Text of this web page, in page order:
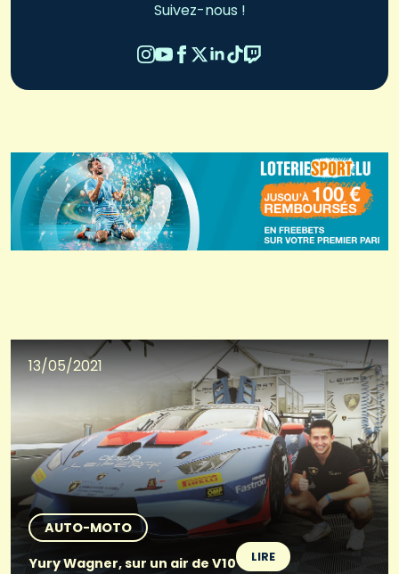
Suivez-nous !
13/05/2021
AUTO-MOTO
Yury Wagner, sur un air de V10
LIRE